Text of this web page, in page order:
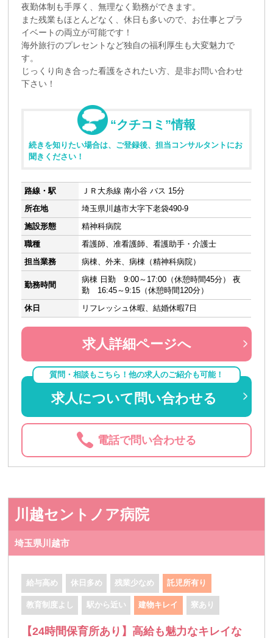
夜勤体制も手厚く、無理なく勤務ができます。
また残業もほとんどなく、休日も多いので、お仕事とプラ
イベートの両立が可能です！
海外旅行のプレセントなど独自の福利厚生も大変魅力で
す。
じっくり向き合った看護をされたい方、是非お問い合わせ
下さい！
“クチコミ”情報
続きを知りたい場合は、ご登録後、担当コンサルタントにお
聞きください！
路線・駅
ＪＲ大糸線 南小谷 バス 15分
所在地
埼玉県川越市大字下老袋490-9
施設形態
精神科病院
職種
看護師、准看護師、看護助手・介護士
担当業務
病棟、外来、病棟（精神科病院）
勤務時間
病棟 日勤 9:00～17:00（休憩時間45分） 夜
勤 16:45～9:15（休憩時間120分）
休日
リフレッシュ休暇、結婚休暇7日
求人詳細ページへ
質問・相談もこちら！他の求人のご紹介も可能！
求人について問い合わせる
電話で問い合わせる
川越セントノア病院
埼玉県川越市
給与高め 休日多め 残業少なめ 託児所有り
教育制度よし 駅から近い 建物キレイ 寮あり
【24時間保育所あり】高給も魅力なキレイな